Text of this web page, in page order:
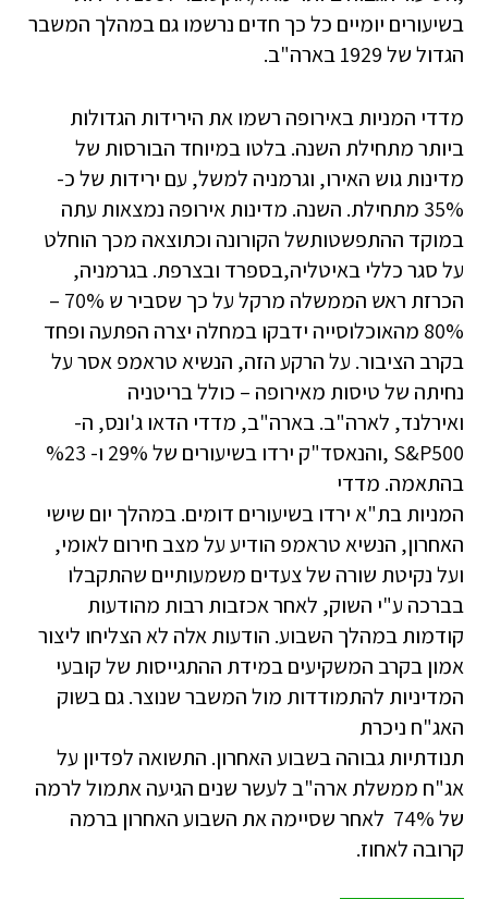
בשיעורים יומיים כל כך חדים נרשמו גם במהלך המשבר
הגדול של 1929 בארה"ב.
מדדי המניות באירופה רשמו את הירידות הגדולות
ביותר מתחילת השנה. בלטו במיוחד הבורסות של
מדינות גוש האירו, וגרמניה למשל, עם ירידות של כ-
35% מתחילת. השנה. מדינות אירופה נמצאות עתה
במוקד ההתפשטותשל הקורונה וכתוצאה מכך הוחלט
על סגר כללי באיטליה,בספרד ובצרפת. בגרמניה,
הכרזת ראש הממשלה מרקל על כך שסביר ש 70% –
80% מהאוכלוסייה ידבקו במחלה יצרה הפתעה ופחד
בקרב הציבור. על הרקע הזה, הנשיא טראמפ אסר על
נחיתה של טיסות מאירופה – כולל בריטניה
ואירלנד, לארה"ב. בארה"ב, מדדי הדאו ג'ונס, ה-
S&P500 ,והנאסד"ק ירדו בשיעורים של 29% ו- %23
בהתאמה. מדדי
המניות בת"א ירדו בשיעורים דומים. במהלך יום שישי
האחרון, הנשיא טראמפ הודיע על מצב חירום לאומי,
ועל נקיטת שורה של צעדים משמעותיים שהתקבלו
בברכה ע"י השוק, לאחר אכזבות רבות מהודעות
קודמות במהלך השבוע. הודעות אלה לא הצליחו ליצור
אמון בקרב המשקיעים במידת ההתגייסות של קובעי
המדיניות להתמודדות מול המשבר שנוצר. גם בשוק
האג"ח ניכרת
תנודתיות גבוהה בשבוע האחרון. התשואה לפדיון על
אג"ח ממשלת ארה"ב לעשר שנים הגיעה אתמול לרמה
של 74% לאחר שסיימה את השבוע האחרון ברמה
קרובה לאחוז.